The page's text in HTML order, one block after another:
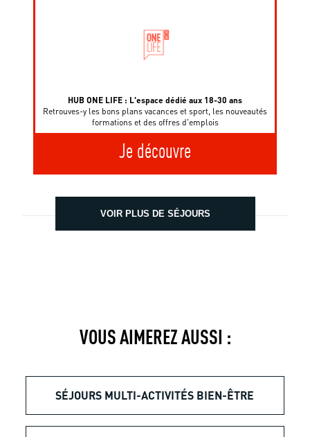
HUB ONE LIFE : L'espace dédié aux 18-30 ans
Retrouves-y les bons plans vacances et sport, les nouveautés
formations et des offres d'emplois
Je découvre
VOIR PLUS DE SÉJOURS
VOUS AIMEREZ AUSSI :
SÉJOURS MULTI-ACTIVITÉS BIEN-ÊTRE